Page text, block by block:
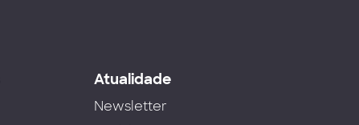
Atualidade
Newsletter